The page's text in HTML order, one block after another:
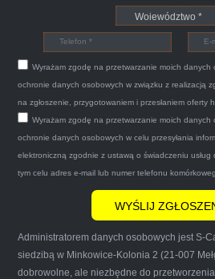
Witam,ja jestem bardzo
Car.pl sprzedałam swoją
tego samego dnia miły
po trzech godzinach
zapakował auto wypisał
gotówkę.Zdecydowanie mogę
mnie do skorzystania z ich
że są na FACEBOOKU i każdy
wyrazić opinię na ich temat.
Wyrażam zgodę na przetwarzanie moich
ochronie danych osobowych w związku z realizacją
na zgłoszenie, przygotowaniem i przesłaniem oferty
Wyrażam zgodę na przetwarzanie moich
ochronie danych osobowych w celu przesyłania
elektroniczną zgodnie z ustawą o świadczeniu
tym celu adres e-mail lub numer telefonu
Administratorem danych osobowych jest S-
siedzibą w Minkowice-Kolonia 2 (21-007
dobrowolne, ale niezbędne do